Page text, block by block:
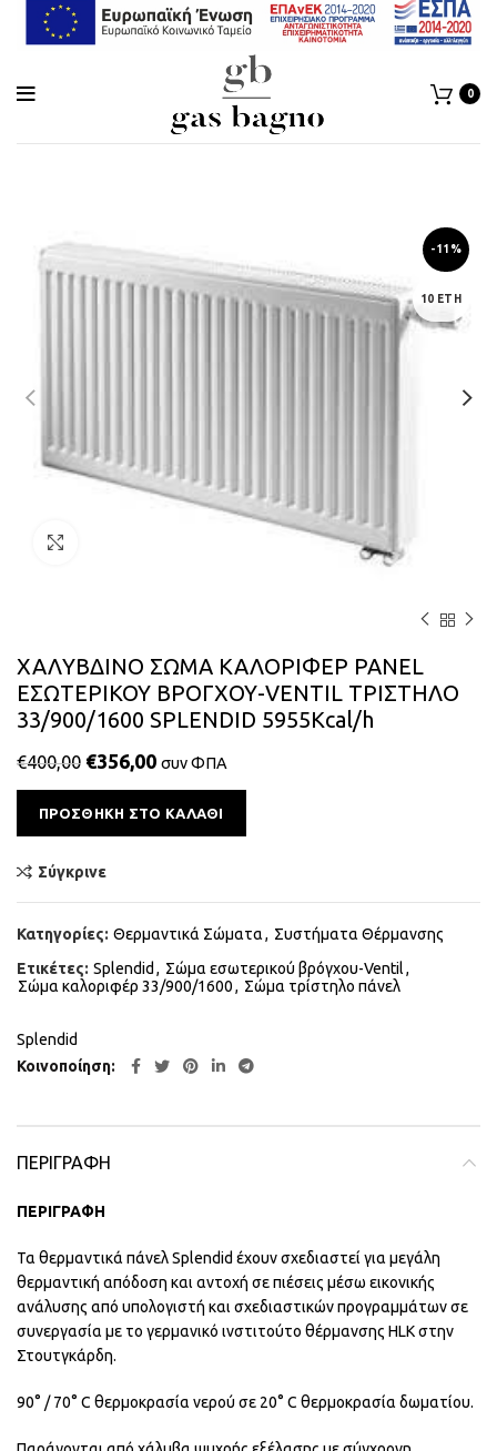
0
-11%
10 ΕΤΗ
ΧΑΛΥΒΔΙΝΟ ΣΩΜΑ ΚΑΛΟΡΙΦΕΡ PANEL
ΕΣΩΤΕΡΙΚΟΥ ΒΡΟΓΧΟΥ-VENTIL ΤΡΙΣΤΗΛΟ
33/900/1600 SPLENDID 5955Kcal/h
€400,00 €356,00 συν ΦΠΑ
ΠΡΟΣΘΉΚΗ ΣΤΟ ΚΑΛΆΘΙ
Σύγκρινε
Κατηγορίες: Θερμαντικά Σώματα, Συστήματα Θέρμανσης
Ετικέτες: Splendid, Σώμα εσωτερικού βρόγχου-Ventil,
Σώμα καλοριφέρ 33/900/1600, Σώμα τρίστηλο πάνελ
Splendid
Κοινοποίηση
ΠΕΡΙΓΡΑΦΉ
ΠΕΡΙΓΡΑΦΗ
Τα θερμαντικά πάνελ Splendid έχουν σχεδιαστεί για μεγάλη
θερμαντική απόδοση και αντοχή σε πιέσεις μέσω εικονικής
ανάλυσης από υπολογιστή και σχεδιαστικών προγραμμάτων σε
συνεργασία με το γερμανικό ινστιτούτο θέρμανσης HLK στην
Στουτγκάρδη.
90° / 70° C θερμοκρασία νερού σε 20° C θερμοκρασία δωματίου.